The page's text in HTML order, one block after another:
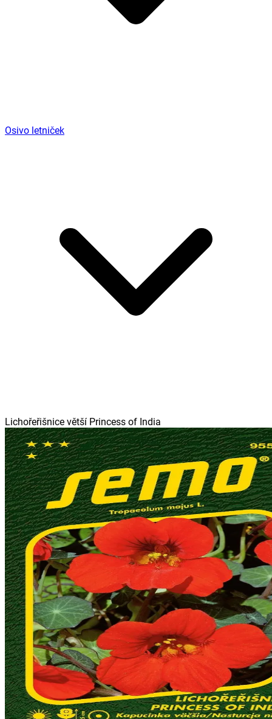
Osivo letniček
Lichořeřišnice větší Princess of India